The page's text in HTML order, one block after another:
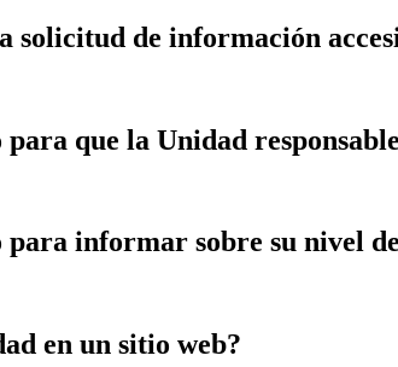
solicitud de información
que la Unidad
para informar sobre su nivel
en un sitio web?